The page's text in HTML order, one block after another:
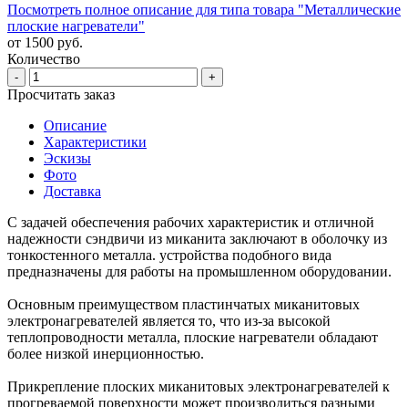
Посмотреть полное описание для типа товара "Металлические
плоские нагреватели"
от 1500 руб.
Количество
- +
Просчитать заказ
Описание
Характеристики
Эскизы
Фото
Доставка
С задачей обеспечения рабочих характеристик и отличной
надежности сэндвичи из миканита заключают в оболочку из
тонкостенного металла. устройства подобного вида
предназначены для работы на промышленном оборудовании.
Основным преимуществом пластинчатых миканитовых
электронагревателей является то, что из-за высокой
теплопроводности металла, плоские нагреватели обладают
более низкой инерционностью.
Прикрепление плоских миканитовых электронагревателей к
прогреваемой поверхности может производиться разными